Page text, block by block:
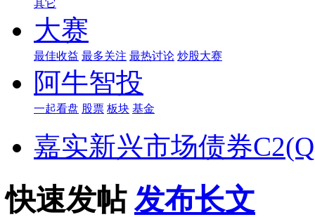
其它
大赛
最佳收益 最多关注 最热讨论 炒股大赛
阿牛智投
一起看盘 股票 板块 基金
嘉实新兴市场债券
快速发帖 发布长文